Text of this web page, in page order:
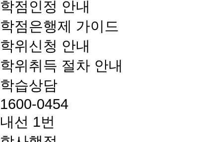
학점인정 안내
학점은행제 가이드
학위신청 안내
학위취득 절차 안내
학습상담
1600-0454
내선 1번